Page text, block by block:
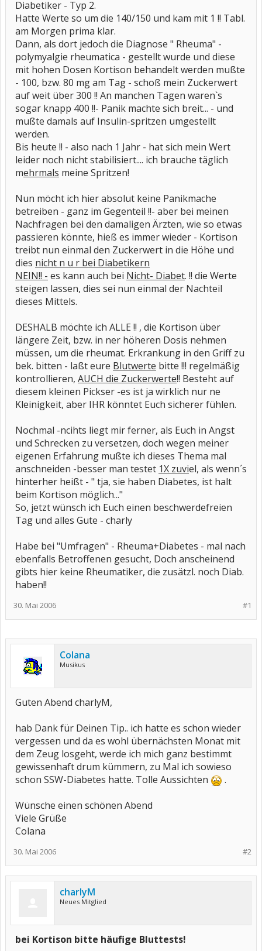
Diabetiker - Typ 2.
Hatte Werte so um die 140/150 und kam mit 1 !! Tabl.
am Morgen prima klar.
Dann, als dort jedoch die Diagnose " Rheuma" -
polymyalgie rheumatica - gestellt wurde und diese
mit hohen Dosen Kortison behandelt werden mußte
- 100, bzw. 80 mg am Tag - schoß mein Zuckerwert
auf weit über 300 !! An manchen Tagen waren`s
sogar knapp 400 !!- Panik machte sich breit... - und
mußte damals auf Insulin-spritzen umgestellt
werden.
Bis heute !! - also nach 1 Jahr - hat sich mein Wert
leider noch nicht stabilisiert.... ich brauche täglich
mehrmals meine Spritzen!
Nun möcht ich hier absolut keine Panikmache
betreiben - ganz im Gegenteil !!- aber bei meinen
Nachfragen bei den damaligen Ärzten, wie so etwas
passieren könnte, hieß es immer wieder - Kortison
treibt nun einmal den Zuckerwert in die Höhe und
dies nicht n u r bei Diabetikern
NEIN!! - es kann auch bei Nicht- Diabet. !! die Werte
steigen lassen, dies sei nun einmal der Nachteil
dieses Mittels.
DESHALB möchte ich ALLE !! , die Kortison über
längere Zeit, bzw. in ner höheren Dosis nehmen
müssen, um die rheumat. Erkrankung in den Griff zu
bek. bitten - laßt eure Blutwerte bitte !!! regelmäßig
kontrollieren, AUCH die Zuckerwerte!! Besteht auf
diesem kleinen Pickser -es ist ja wirklich nur ne
Kleinigkeit, aber IHR könntet Euch sicherer fühlen.
Nochmal -ncihts liegt mir ferner, als Euch in Angst
und Schrecken zu versetzen, doch wegen meiner
eigenen Erfahrung mußte ich dieses Thema mal
anschneiden -besser man testet 1X zuviel, als wenn´s
hinterher heißt - " tja, sie haben Diabetes, ist halt
beim Kortison möglich..."
So, jetzt wünsch ich Euch einen beschwerdefreien
Tag und alles Gute - charly
Habe bei "Umfragen" - Rheuma+Diabetes - mal nach
ebenfalls Betroffenen gesucht, Doch anscheinend
gibts hier keine Rheumatiker, die zusätzl. noch Diab.
haben!!
#1
30. Mai 2006
Colana
Musikus
Guten Abend charlyM,
hab Dank für Deinen Tip.. ich hatte es schon wieder
vergessen und da es wohl übernächsten Monat mit
dem Zeug losgeht, werde ich mich ganz bestimmt
gewissenhaft drum kümmern, zu Mal ich sowieso
schon SSW-Diabetes hatte. Tolle Aussichten
.
Wünsche einen schönen Abend
Viele Grüße
Colana
#2
30. Mai 2006
charlyM
Neues Mitglied
bei Kortison bitte häufige Bluttests!